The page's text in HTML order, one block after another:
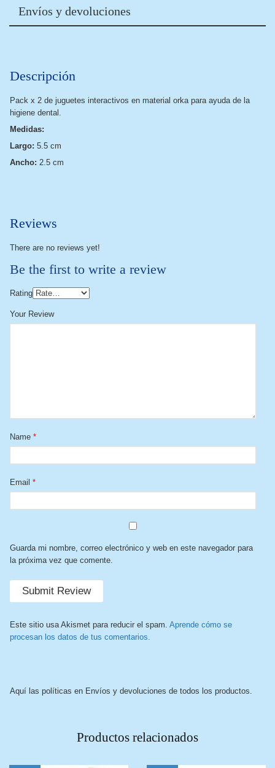
Envíos y devoluciones
Descripción
Pack x 2 de juguetes interactivos en material orka para ayuda de la
higiene dental.
Medidas:
Largo: 5.5 cm
Ancho: 2.5 cm
Reviews
There are no reviews yet!
Be the first to write a review
Rating
Your Review
Name *
Email *
Guarda mi nombre, correo electrónico y web en este navegador para
la próxima vez que comente.
Este sitio usa Akismet para reducir el spam. Aprende cómo se
procesan los datos de tus comentarios.
Aquí las políticas en Envíos y devoluciones de todos los productos.
Productos relacionados